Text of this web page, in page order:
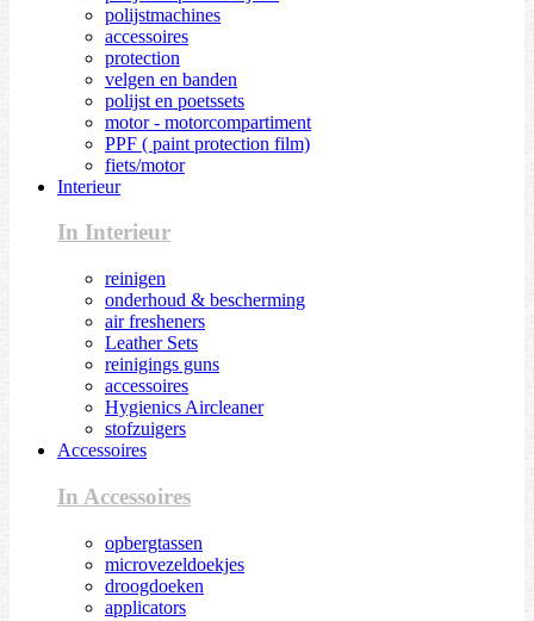
polijstmachines
accessoires
protection
velgen en banden
polijst en poetssets
motor - motorcompartiment
PPF ( paint protection film)
fiets/motor
Interieur
In Interieur
reinigen
onderhoud & bescherming
air fresheners
Leather Sets
reinigings guns
accessoires
Hygienics Aircleaner
stofzuigers
Accessoires
In Accessoires
opbergtassen
microvezeldoekjes
droogdoeken
applicators